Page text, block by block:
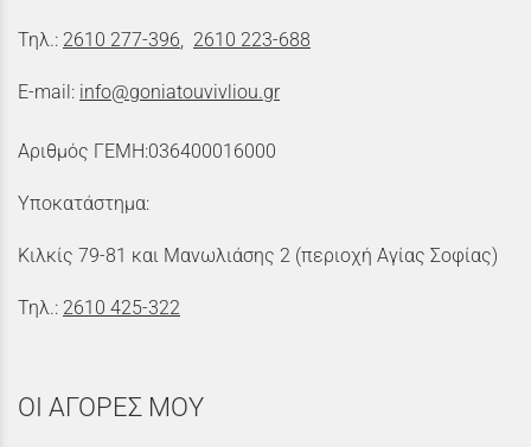
Τηλ.: 2610 277-396 2610 223-688
E-mail: info@goniatouvivliou.gr
Αριθμός ΓΕΜΗ:036400016000
Υποκατάστημα:
Κιλκίς 79-81 και Μανωλιάσης 2 (περιοχή Αγίας Σοφίας)
Τηλ.: 2610 425-322
ΟΙ ΑΓΟΡΕΣ ΜΟΥ